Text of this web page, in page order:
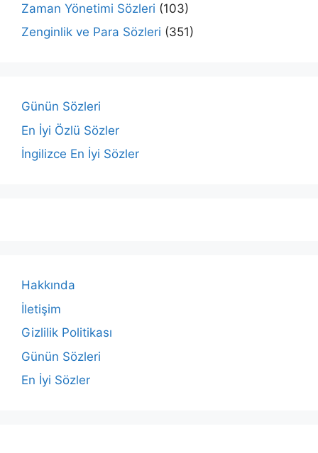
Zaman Yönetimi Sözleri (103)
Zenginlik ve Para Sözleri (351)
Günün Sözleri
En İyi Özlü Sözler
İngilizce En İyi Sözler
Hakkında
İletişim
Gizlilik Politikası
Günün Sözleri
En İyi Sözler